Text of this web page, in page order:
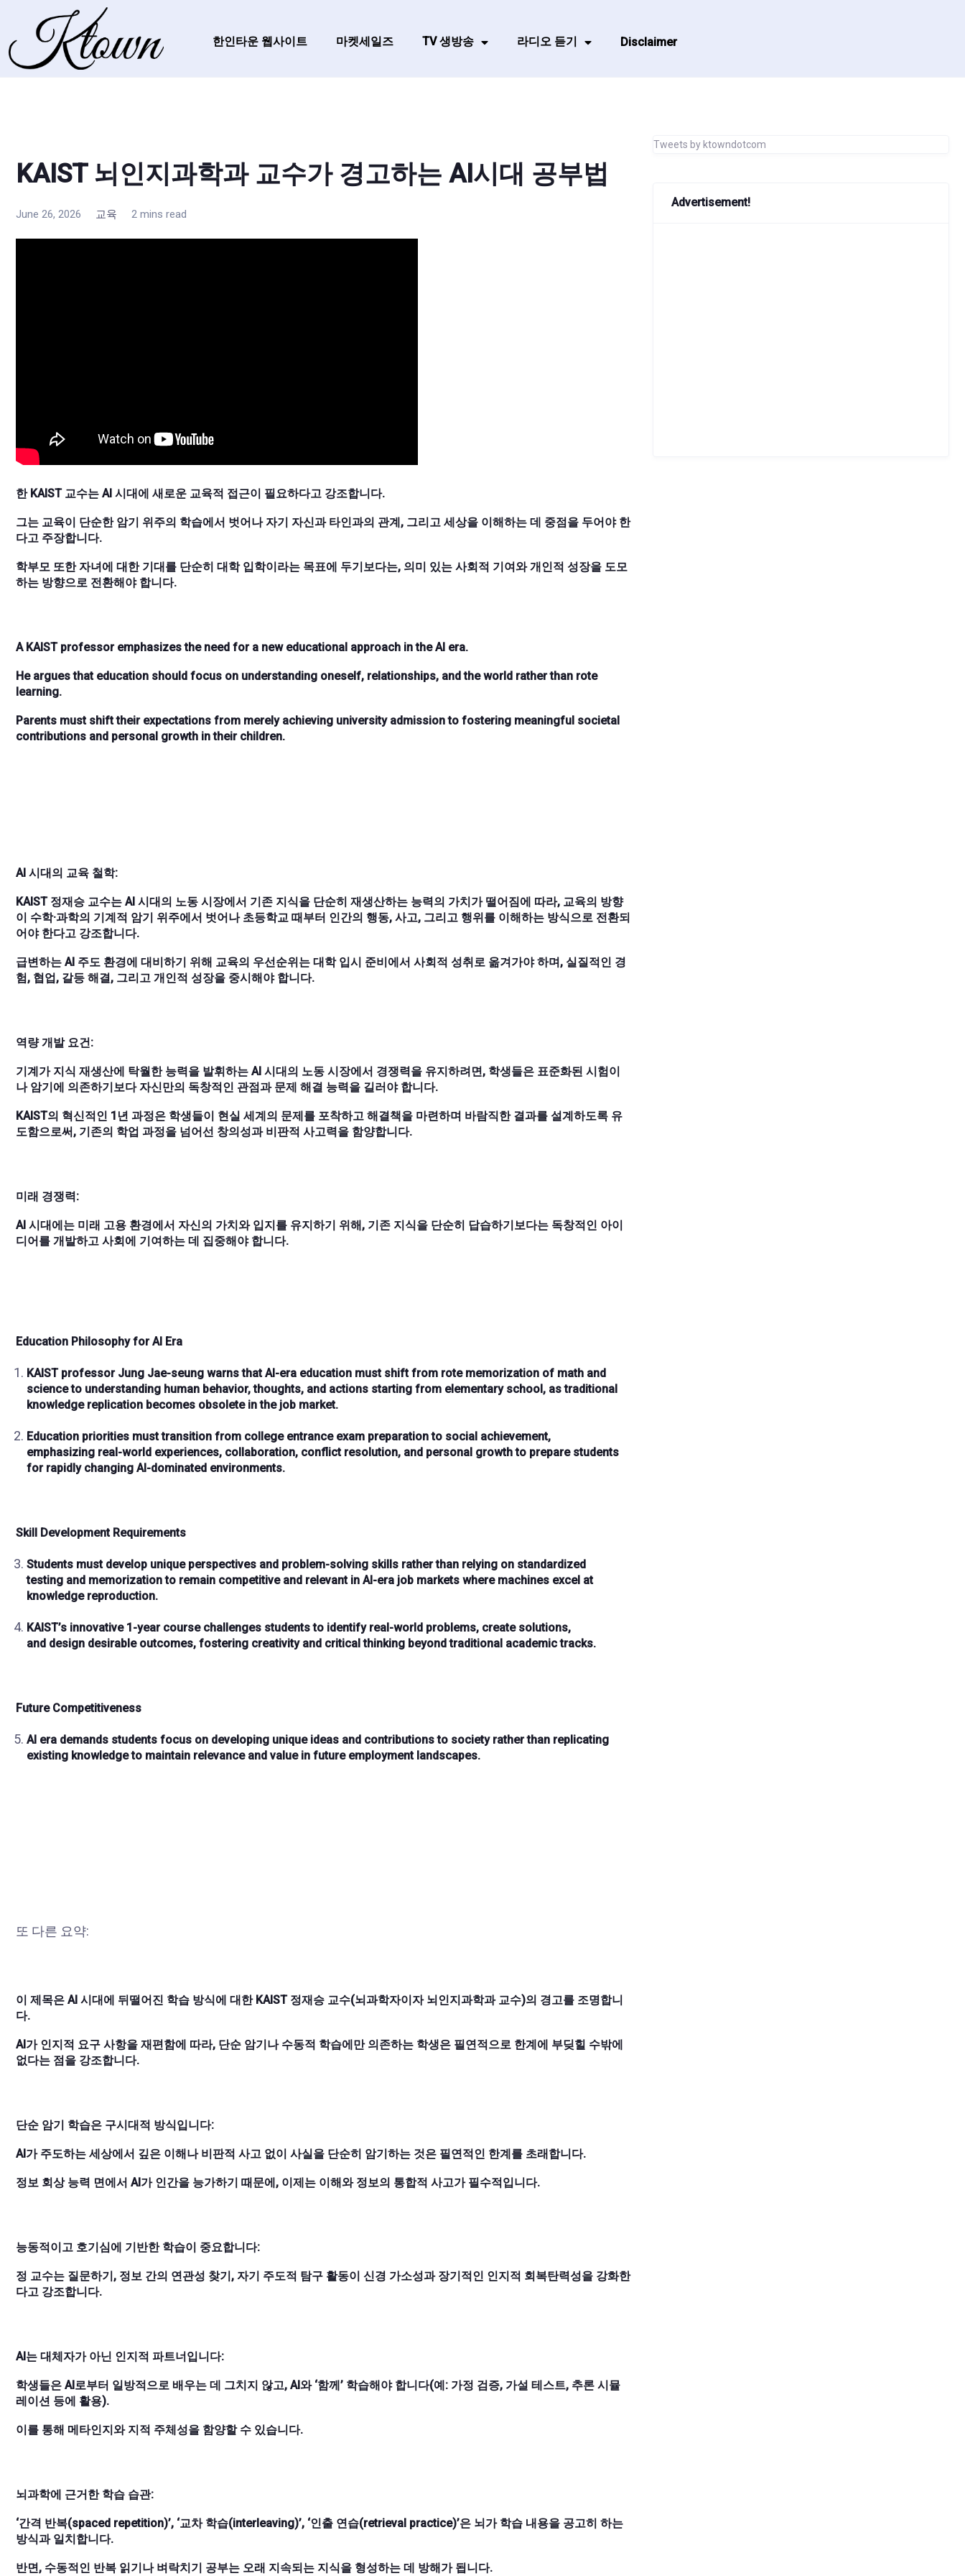
한인타운 웹사이트 마켓세일즈 TV 생방송 라디오 듣기 Disclaimer
KAIST 뇌인지과학과 교수가 경고하는 AI시대 공부법
June 26, 2026 교육 2 mins read
한 KAIST 교수는 AI 시대에 새로운 교육적 접근이 필요하다고 강조합니다.
그는 교육이 단순한 암기 위주의 학습에서 벗어나 자기 자신과 타인과의 관계, 그리고 세상을 이해하는 데 중점을 두어야 한
다고 주장합니다.
학부모 또한 자녀에 대한 기대를 단순히 대학 입학이라는 목표에 두기보다는, 의미 있는 사회적 기여와 개인적 성장을 도모
하는 방향으로 전환해야 합니다.
A KAIST professor emphasizes the need for a new educational approach in the AI era.
He argues that education should focus on understanding oneself, relationships, and the world rather than rote
learning.
Parents must shift their expectations from merely achieving university admission to fostering meaningful societal
contributions and personal growth in their children.
AI 시대의 교육 철학:
KAIST 정재승 교수는 AI 시대의 노동 시장에서 기존 지식을 단순히 재생산하는 능력의 가치가 떨어짐에 따라, 교육의 방향
이 수학·과학의 기계적 암기 위주에서 벗어나 초등학교 때부터 인간의 행동, 사고, 그리고 행위를 이해하는 방식으로 전환되
어야 한다고 강조합니다.
급변하는 AI 주도 환경에 대비하기 위해 교육의 우선순위는 대학 입시 준비에서 사회적 성취로 옮겨가야 하며, 실질적인 경
험, 협업, 갈등 해결, 그리고 개인적 성장을 중시해야 합니다.
역량 개발 요건:
기계가 지식 재생산에 탁월한 능력을 발휘하는 AI 시대의 노동 시장에서 경쟁력을 유지하려면, 학생들은 표준화된 시험이
나 암기에 의존하기보다 자신만의 독창적인 관점과 문제 해결 능력을 길러야 합니다.
KAIST의 혁신적인 1년 과정은 학생들이 현실 세계의 문제를 포착하고 해결책을 마련하며 바람직한 결과를 설계하도록 유
도함으로써, 기존의 학업 과정을 넘어선 창의성과 비판적 사고력을 함양합니다.
미래 경쟁력:
AI 시대에는 미래 고용 환경에서 자신의 가치와 입지를 유지하기 위해, 기존 지식을 단순히 답습하기보다는 독창적인 아이
디어를 개발하고 사회에 기여하는 데 집중해야 합니다.
Education Philosophy for AI Era
KAIST professor Jung Jae-seung warns that AI-era education must shift from rote memorization of math and
science to understanding human behavior, thoughts, and actions starting from elementary school, as traditional
knowledge replication becomes obsolete in the job market.
Education priorities must transition from college entrance exam preparationto social achievement,
emphasizing real-world experiences, collaboration, conflict resolution, and personal growthto prepare students
for rapidly changing AI-dominated environments.
Skill Development Requirements
Students must develop unique perspectives and problem-solving skills rather than relying on standardized
testing and memorizationto remain competitive and relevantin AI-era job markets where machines excel at
knowledge reproduction.
KAIST’s innovative 1-year coursechallenges students to identify real-world problems, create solutions,
and design desirable outcomes, fostering creativity and critical thinking beyond traditional academic tracks.
Future Competitiveness
AI era demands students focus on developing unique ideas and contributions to societyrather than replicating
existing knowledge to maintain relevance and valuein future employment landscapes.
또 다른 요약:
이 제목은 AI 시대에 뒤떨어진 학습 방식에 대한 KAIST 정재승 교수(뇌과학자이자 뇌인지과학과 교수)의 경고를 조명합니
다.
AI가 인지적 요구 사항을 재편함에 따라, 단순 암기나 수동적 학습에만 의존하는 학생은 필연적으로 한계에 부딪힐 수밖에
없다는 점을 강조합니다.
단순 암기 학습은 구시대적 방식입니다:
AI가 주도하는 세상에서 깊은 이해나 비판적 사고 없이 사실을 단순히 암기하는 것은 필연적인 한계를 초래합니다.
정보 회상 능력 면에서 AI가 인간을 능가하기 때문에, 이제는 이해와 정보의 통합적 사고가 필수적입니다.
능동적이고 호기심에 기반한 학습이 중요합니다:
정 교수는 질문하기, 정보 간의 연관성 찾기, 자기 주도적 탐구 활동이 신경 가소성과 장기적인 인지적 회복탄력성을 강화한
다고 강조합니다.
AI는 대체자가 아닌 인지적 파트너입니다:
학생들은 AI로부터 일방적으로 배우는 데 그치지 않고, AI와 ‘함께’ 학습해야 합니다(예: 가정 검증, 가설 테스트, 추론 시뮬
레이션 등에 활용).
이를 통해 메타인지와 지적 주체성을 함양할 수 있습니다.
뇌과학에 근거한 학습 습관:
‘간격 반복(spaced repetition)’, ‘교차 학습(interleaving)’, ‘인출 연습(retrieval practice)’은 뇌가 학습 내용을 공고히 하는
방식과 일치합니다.
반면, 수동적인 반복 읽기나 벼락치기 공부는 오래 지속되는 지식을 형성하는 데 방해가 됩니다.
Tweets by ktowndotcom
Advertisement!